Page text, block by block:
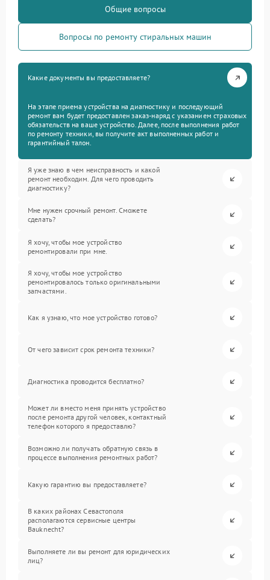
Общие вопросы
Вопросы по ремонту стиральных машин
Какие документы вы предоставляете?
На этапе приема устройства на диагностику и последующий
ремонт вам будет предоставлен заказ-наряд с указанием страховых
обязательств на ваше устройство. Далее, после выполнения работ
по ремонту техники, вы получите акт выполненных работ и
гарантийный талон.
Я уже знаю в чем неисправность и какой
ремонт необходим. Для чего проводить
диагностику?
Мне нужен срочный ремонт. Сможете
сделать?
Я хочу, чтобы мое устройство
ремонтировали при мне.
Я хочу, чтобы мое устройство
ремонтировалось только оригинальными
запчастями.
Как я узнаю, что мое устройство готово?
От чего зависит срок ремонта техники?
Диагностика проводится бесплатно?
Может ли вместо меня принять устройство
после ремонта другой человек, контактный
телефон которого я предоставлю?
Возможно ли получать обратную связь в
процессе выполнения ремонтных работ?
Какую гарантию вы предоставляете?
В каких районах Севастополя
располагаются сервисные центры
Bauknecht?
Выполняете ли вы ремонт для юридических
лиц?